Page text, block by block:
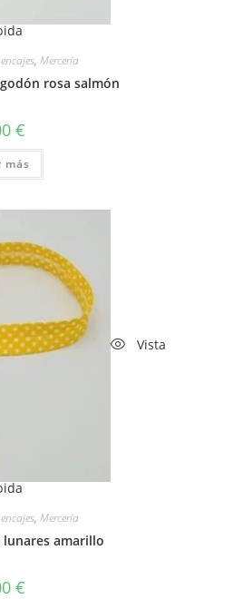
,Mercería
rosa salmón
€
más
Vista
,Mercería
amarillo
€